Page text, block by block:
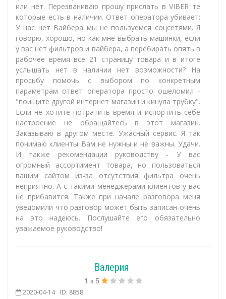
или нет. Перезваниваю прошу прислать в VIBER те
которые есть в наличии. Ответ оператора убивает:
У нас нет Вайбера мы не пользуемся соцсетями. Я
говорю, хорошо, но как мне выбрать машинки, если
у вас нет фильтров и вайбера, а перебирать опять в
рабочее время все 21 страницу товара и в итоге
услышать нет в наличии нет возможности? На
просьбу помочь с выбором по конкретным
параметрам ответ оператора просто ошеломил -
"поищите другой интернет магазин и кинула трубку".
Если не хотите потратить время и испортить себе
настроение не обращайтесь в этот магазин.
Заказываю в другом месте. Ужасный сервис. Я так
понимаю клиенты Вам не нужны и не важны. Удачи.
И также рекомендации руководству - У вас
огромный ассортимент товара, но пользоваться
вашим сайтом из-за отсутствия фильтра очень
неприятно. А с такими менеджерами клиентов у вас
не прибавится. Также при начале разговора меня
уведомили что разговор может быть записан-очень
на это надеюсь. Послушайте его обязательно
уважаемое руководство!
Валерия
1 з 5
2020-04-14 ID: 8858